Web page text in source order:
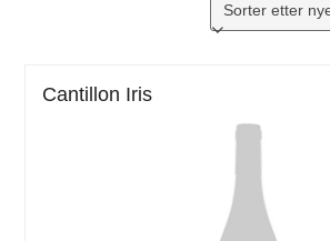
Cantillon Iris